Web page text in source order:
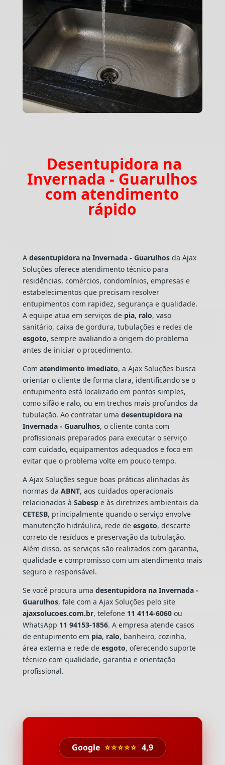
Desentupidora na
Invernada - Guarulhos
com atendimento
rápido
A desentupidora na Invernada - Guarulhosda Ajax
Soluções oferece atendimento técnico para
residências, comércios, condomínios, empresas e
estabelecimentos que precisam resolver
entupimentos com rapidez, segurança e qualidade.
A equipe atua em serviços de pia, ralo, vaso
sanitário, caixa de gordura, tubulações e redes de
esgoto, sempre avaliando a origem do problema
antes de iniciar o procedimento.
Com atendimento imediato, a Ajax Soluções busca
orientar o cliente de forma clara, identificando se o
entupimento está localizado em pontos simples,
como sifão e ralo, ou em trechos mais profundos da
tubulação. Ao contratar uma desentupidora na
Invernada - Guarulhos, o cliente conta com
profissionais preparados para executar o serviço
com cuidado, equipamentos adequados e foco em
evitar que o problema volte em pouco tempo.
A Ajax Soluções segue boas práticas alinhadas às
normas da ABNT, aos cuidados operacionais
relacionados à Sabespe às diretrizes ambientais da
CETESB, principalmente quando o serviço envolve
manutenção hidráulica, rede de esgoto, descarte
correto de resíduos e preservação da tubulação.
Além disso, os serviços são realizados com garantia,
qualidade e compromisso com um atendimento mais
seguro e responsável.
Se você procura uma desentupidora na Invernada -
Guarulhos, fale com a Ajax Soluções pelo site
ajaxsolucoes.com.br, telefone 11 4114-6060ou
WhatsApp 11 94153-1856. A empresa atende casos
de entupimento em pia, ralo, banheiro, cozinha,
área externa e rede de esgoto, oferecendo suporte
técnico com qualidade, garantia e orientação
profissional.
Google ⭐⭐⭐⭐⭐ 4,9